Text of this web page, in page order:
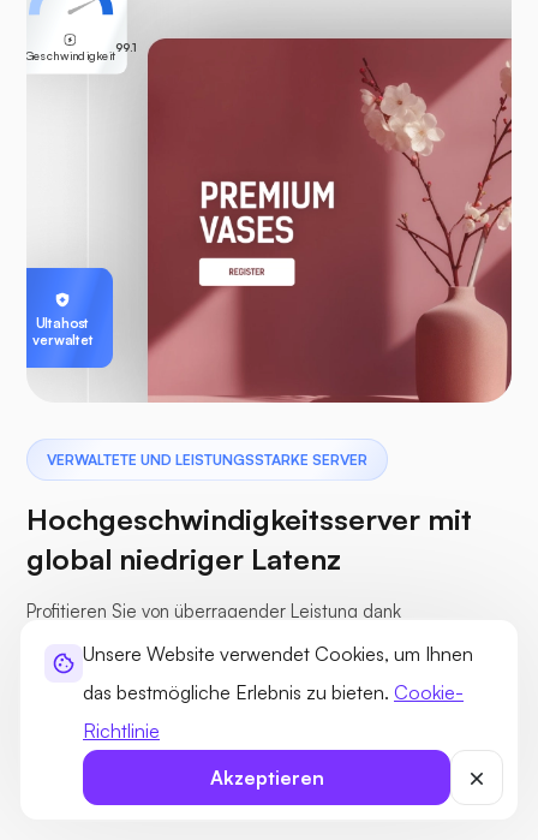
Unsere Website verwendet Cookies, um Ihnen
das bestmögliche Erlebnis zu bieten. Cookie-
Richtlinie
Akzeptieren
VERWALTETE UND LEISTUNGSSTARKE SERVER
Hochgeschwindigkeitsserver mit
global niedriger Latenz
Profitieren Sie von überragender Leistung dank
hochgetakteter CPUs und bedarfsgerechten
Netzwerkgeschwindigkeiten von bis zu 10 Gbit/s. Unsere
globalen Rechenzentrumsstandorte gewährleisten einen
durchschnittlichen Ping von rund 50 Millisekunden für
schnellen und zuverlässigen Zugriff weltweit.
Geschwindigkeit
99.1
Ultahost
verwaltet